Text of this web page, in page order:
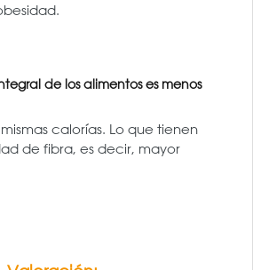
de los alimentos es menos
mismas calorías. Lo que tienen
de fibra, es decir, mayor